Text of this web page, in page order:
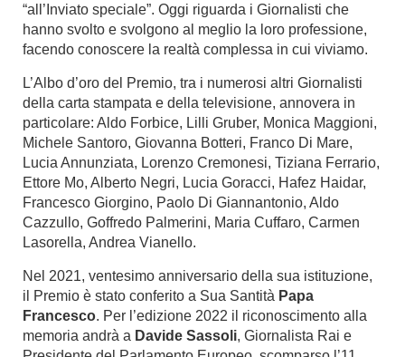
“all’Inviato speciale”. Oggi riguarda i Giornalisti che
hanno svolto e svolgono al meglio la loro professione,
facendo conoscere la realtà complessa in cui viviamo.
L’Albo d’oro del Premio, tra i numerosi altri Giornalisti
della carta stampata e della televisione, annovera in
particolare: Aldo Forbice, Lilli Gruber, Monica Maggioni,
Michele Santoro, Giovanna Botteri, Franco Di Mare,
Lucia Annunziata, Lorenzo Cremonesi, Tiziana Ferrario,
Ettore Mo, Alberto Negri, Lucia Goracci, Hafez Haidar,
Francesco Giorgino, Paolo Di Giannantonio, Aldo
Cazzullo, Goffredo Palmerini, Maria Cuffaro, Carmen
Lasorella, Andrea Vianello.
Nel 2021, ventesimo anniversario della sua istituzione,
il Premio è stato conferito a Sua Santità Papa
Francesco. Per l’edizione 2022 il riconoscimento alla
memoria andrà a Davide Sassoli, Giornalista Rai e